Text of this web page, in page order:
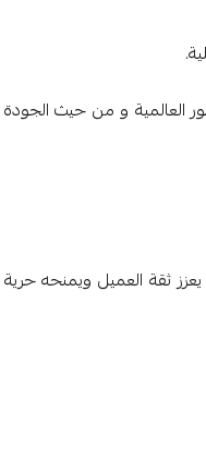
العالمية و من حيث الجودة
ثقة العميل ويمنحه حرية